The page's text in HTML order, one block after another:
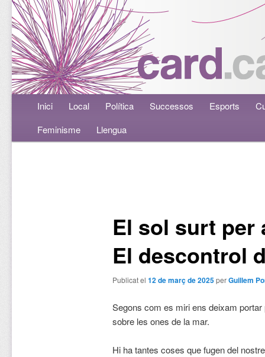
Menú principalAneu al contingut principal
Aneu al contingut secundari
Inici Local Política Successos Esports
Feminisme
Llengua
El sol surt per
El descontrol
Publicat el 12 de març de 2025perGuillem
Segons com es miri ens deixam
sobre les ones de la mar.
Hi ha tantes coses que fugen del